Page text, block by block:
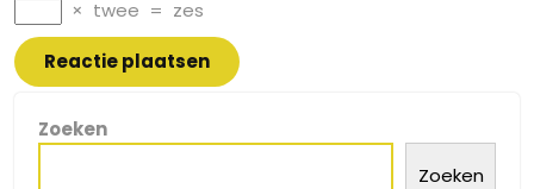
× twee = zes
Zoeken
Zoeken